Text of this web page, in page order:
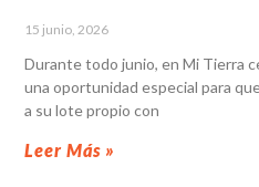
15 junio, 2026
Durante todo junio, en Mi Tierra
una oportunidad especial para
a su lote propio con
Leer Más »